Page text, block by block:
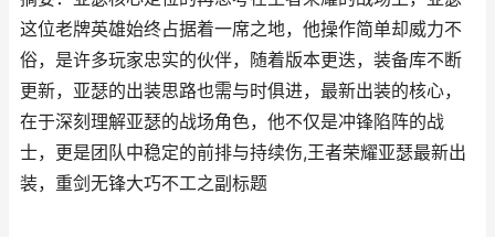
这位老牌英雄始终占据着一席之地，他操作简单却威力不
俗，是许多玩家忠实的伙伴，随着版本更迭，装备库不断
更新，亚瑟的出装思路也需与时俱进，最新出装的核心，
在于深刻理解亚瑟的战场角色，他不仅是冲锋陷阵的战
士，更是团队中稳定的前排与持续伤,王者荣耀亚瑟最新出
装，重剑无锋大巧不工之副标题